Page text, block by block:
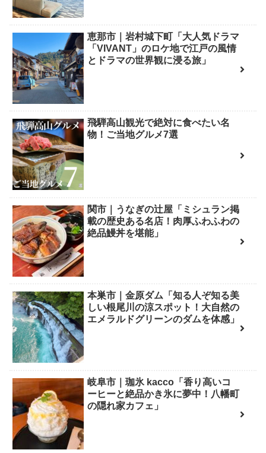
恵那市｜岩村城下町「大人気ドラマ
「VIVANT」のロケ地で江戸の風情
とドラマの世界観に浸る旅」
飛騨高山観光で絶対に食べたい名
物！ご当地グルメ7選
関市｜うなぎの辻屋「ミシュラン掲
載の歴史ある名店！肉厚ふわふわの
絶品鰻丼を堪能」
本巣市｜金原ダム「知る人ぞ知る美
しい根尾川の涼スポット！大自然の
エメラルドグリーンのダムを体感」
岐阜市｜珈氷 kacco「香り高いコ
ーヒーと絶品かき氷に夢中！八幡町
の隠れ家カフェ」